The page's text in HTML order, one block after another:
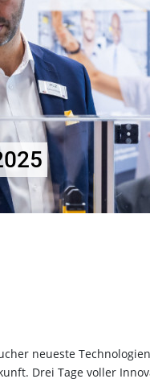
neueste
Drei Tage voller